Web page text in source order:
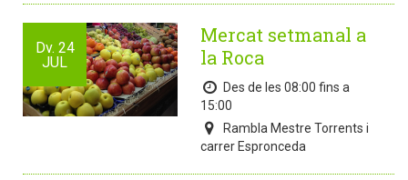
Dv. 24
JUL
Mercat setmanal a
la Roca
Des de les 08:00 fins a
15:00
Rambla Mestre Torrents i
carrer Espronceda